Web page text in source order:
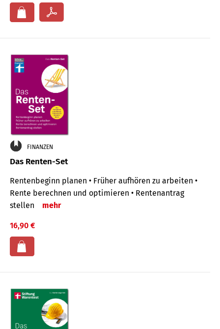
FINANZEN
Das Renten-Set
Rentenbeginn planen • Früher aufhören zu arbeiten •
Rente berechnen und optimieren • Rentenantrag
stellen
mehr
16,90 €